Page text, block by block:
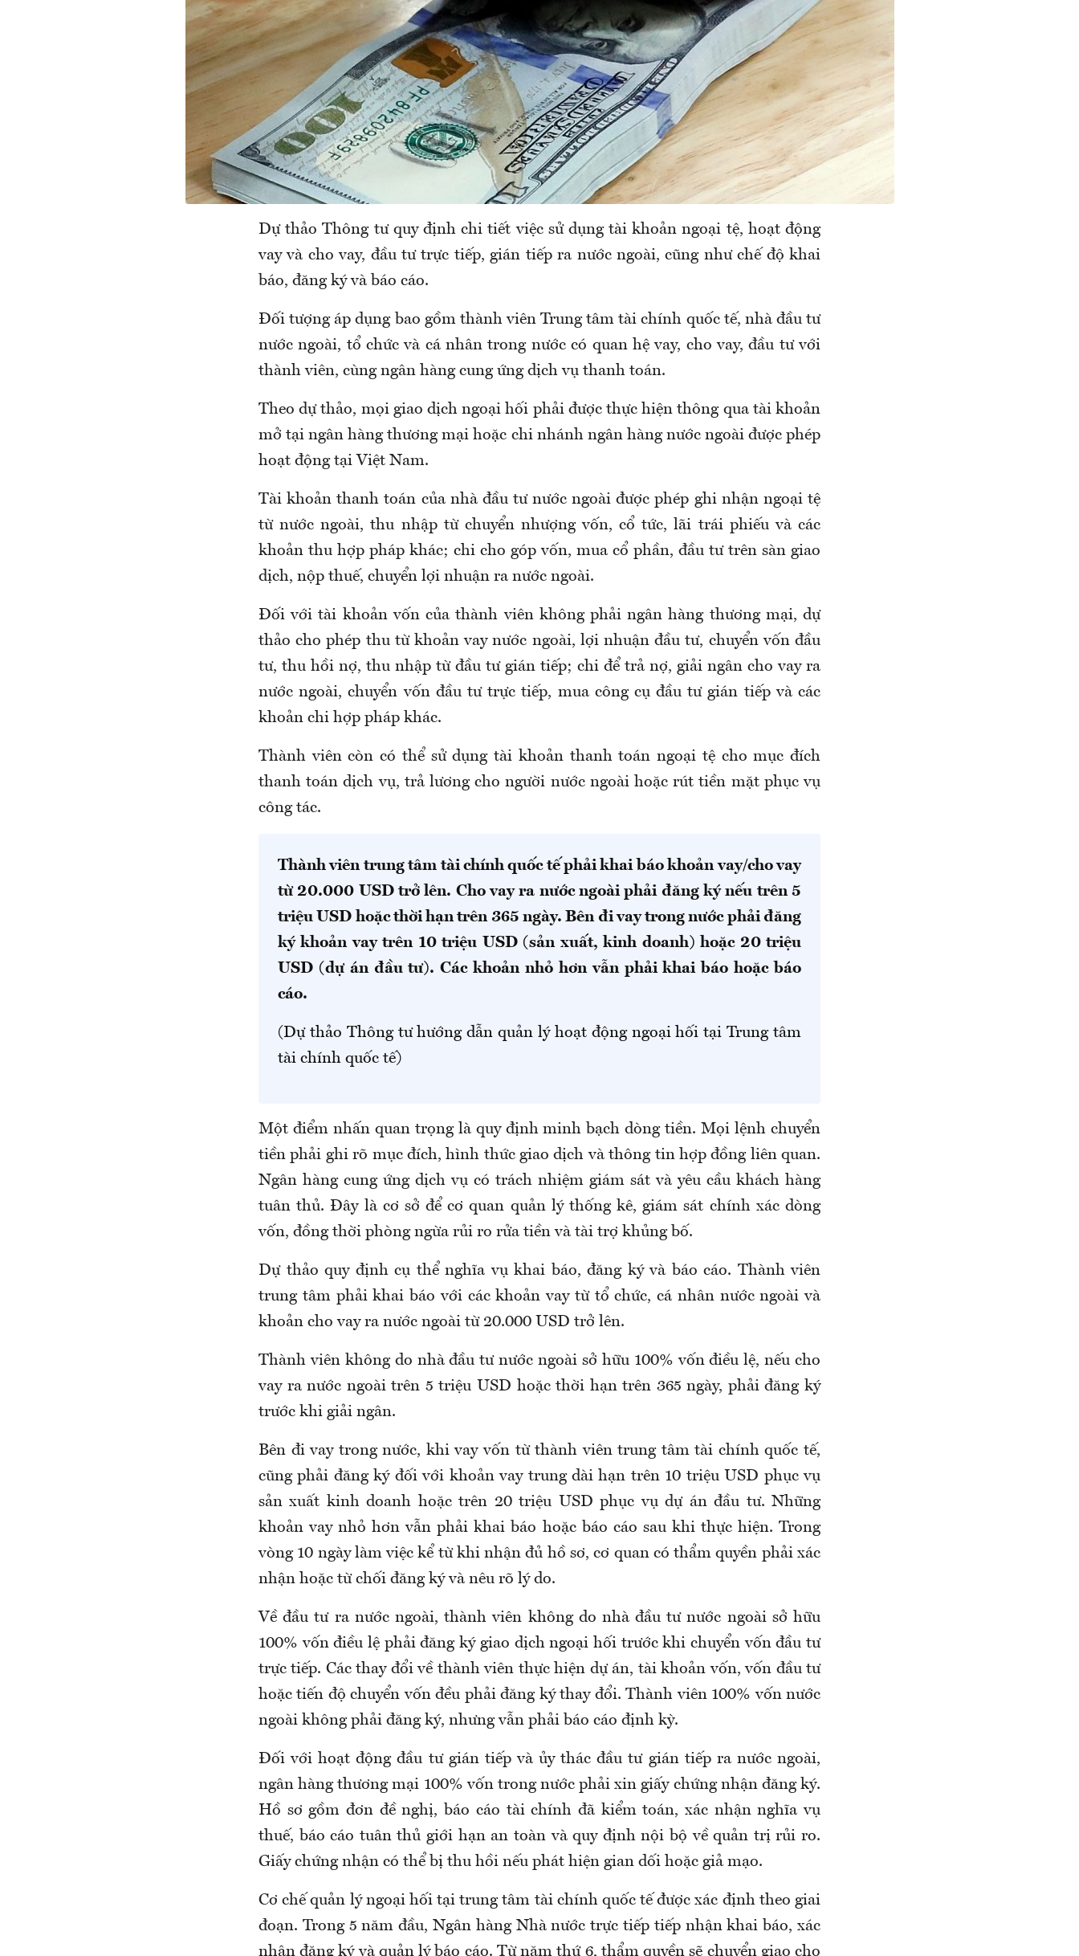
Dự thảo Thông tư quy định chi tiết việc sử dụng tài khoản ngoại tệ, hoạt động
vay và cho vay, đầu tư trực tiếp, gián tiếp ra nước ngoài, cũng như chế độ khai
báo, đăng ký và báo cáo.
Đối tượng áp dụng bao gồm thành viên Trung tâm tài chính quốc tế, nhà đầu tư
nước ngoài, tổ chức và cá nhân trong nước có quan hệ vay, cho vay, đầu tư với
thành viên, cùng ngân hàng cung ứng dịch vụ thanh toán.
Theo dự thảo, mọi giao dịch ngoại hối phải được thực hiện thông qua tài khoản
mở tại ngân hàng thương mại hoặc chi nhánh ngân hàng nước ngoài được phép
hoạt động tại Việt Nam.
Tài khoản thanh toán của nhà đầu tư nước ngoài được phép ghi nhận ngoại tệ
từ nước ngoài, thu nhập từ chuyển nhượng vốn, cổ tức, lãi trái phiếu và các
khoản thu hợp pháp khác; chi cho góp vốn, mua cổ phần, đầu tư trên sàn giao
dịch, nộp thuế, chuyển lợi nhuận ra nước ngoài.
Đối với tài khoản vốn của thành viên không phải ngân hàng thương mại, dự
thảo cho phép thu từ khoản vay nước ngoài, lợi nhuận đầu tư, chuyển vốn đầu
tư, thu hồi nợ, thu nhập từ đầu tư gián tiếp; chi để trả nợ, giải ngân cho vay ra
nước ngoài, chuyển vốn đầu tư trực tiếp, mua công cụ đầu tư gián tiếp và các
khoản chi hợp pháp khác.
Thành viên còn có thể sử dụng tài khoản thanh toán ngoại tệ cho mục đích
thanh toán dịch vụ, trả lương cho người nước ngoài hoặc rút tiền mặt phục vụ
công tác.
Thành viên trung tâm tài chính quốc tế phải khai báo khoản vay/cho vay
từ 20.000 USD trở lên. Cho vay ra nước ngoài phải đăng ký nếu trên 5
triệu USD hoặc thời hạn trên 365 ngày. Bên đi vay trong nước phải đăng
ký khoản vay trên 10 triệu USD (sản xuất, kinh doanh) hoặc 20 triệu
USD (dự án đầu tư). Các khoản nhỏ hơn vẫn phải khai báo hoặc báo
cáo.
(Dự thảo Thông tư hướng dẫn quản lý hoạt động ngoại hối tại Trung tâm
tài chính quốc tế)
Một điểm nhấn quan trọng là quy định minh bạch dòng tiền. Mọi lệnh chuyển
tiền phải ghi rõ mục đích, hình thức giao dịch và thông tin hợp đồng liên quan.
Ngân hàng cung ứng dịch vụ có trách nhiệm giám sát và yêu cầu khách hàng
tuân thủ. Đây là cơ sở để cơ quan quản lý thống kê, giám sát chính xác dòng
vốn, đồng thời phòng ngừa rủi ro rửa tiền và tài trợ khủng bố.
Dự thảo quy định cụ thể nghĩa vụ khai báo, đăng ký và báo cáo. Thành viên
trung tâm phải khai báo với các khoản vay từ tổ chức, cá nhân nước ngoài và
khoản cho vay ra nước ngoài từ 20.000 USD trở lên.
Thành viên không do nhà đầu tư nước ngoài sở hữu 100% vốn điều lệ, nếu cho
vay ra nước ngoài trên 5 triệu USD hoặc thời hạn trên 365 ngày, phải đăng ký
trước khi giải ngân.
Bên đi vay trong nước, khi vay vốn từ thành viên trung tâm tài chính quốc tế,
cũng phải đăng ký đối với khoản vay trung dài hạn trên 10 triệu USD phục vụ
sản xuất kinh doanh hoặc trên 20 triệu USD phục vụ dự án đầu tư. Những
khoản vay nhỏ hơn vẫn phải khai báo hoặc báo cáo sau khi thực hiện. Trong
vòng 10 ngày làm việc kể từ khi nhận đủ hồ sơ, cơ quan có thẩm quyền phải xác
nhận hoặc từ chối đăng ký và nêu rõ lý do.
Về đầu tư ra nước ngoài, thành viên không do nhà đầu tư nước ngoài sở hữu
100% vốn điều lệ phải đăng ký giao dịch ngoại hối trước khi chuyển vốn đầu tư
trực tiếp. Các thay đổi về thành viên thực hiện dự án, tài khoản vốn, vốn đầu tư
hoặc tiến độ chuyển vốn đều phải đăng ký thay đổi. Thành viên 100% vốn nước
ngoài không phải đăng ký, nhưng vẫn phải báo cáo định kỳ.
Đối với hoạt động đầu tư gián tiếp và ủy thác đầu tư gián tiếp ra nước ngoài,
ngân hàng thương mại 100% vốn trong nước phải xin giấy chứng nhận đăng ký.
Hồ sơ gồm đơn đề nghị, báo cáo tài chính đã kiểm toán, xác nhận nghĩa vụ
thuế, báo cáo tuân thủ giới hạn an toàn và quy định nội bộ về quản trị rủi ro.
Giấy chứng nhận có thể bị thu hồi nếu phát hiện gian dối hoặc giả mạo.
Cơ chế quản lý ngoại hối tại trung tâm tài chính quốc tế được xác định theo giai
đoạn. Trong 5 năm đầu, Ngân hàng Nhà nước trực tiếp tiếp nhận khai báo, xác
nhận đăng ký và quản lý báo cáo. Từ năm thứ 6, thẩm quyền sẽ chuyển giao cho